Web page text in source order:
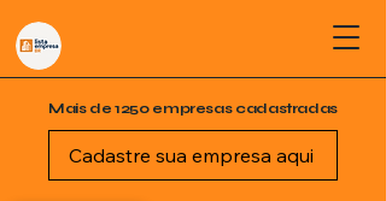
Mais de 1250 empresas cadastradas
Cadastre sua empresa aqui